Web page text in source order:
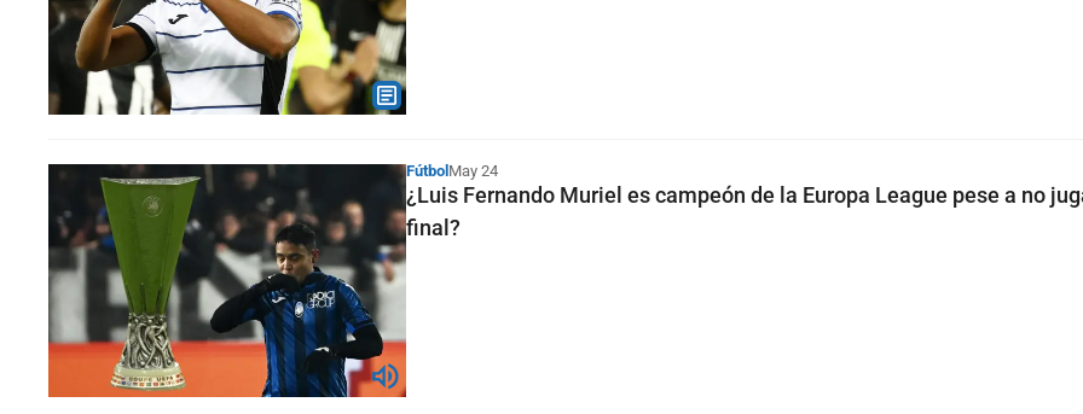
FútbolMay 24
¿Luis Fernando Muriel es campeón de la Europa League pese a no
final?